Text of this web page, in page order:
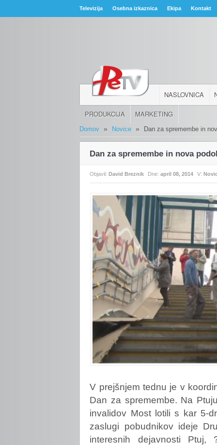
Televizija Osebna izkaznica Ekipa Kontakt
NASLOVNICA
PRODUKCIJA MARKETING
Domov » Novice » Dan za spremembe in
Dan za spremembe in nova
Objavil:David Breznik Dne:april 08, 2014 V:
V prejšnjem tednu je v
Dan za spremembe. Na
invalidov Most lotili s kar 5-
zaslugi pobudnikov ideje
interesnih dejavnosti Ptuj,